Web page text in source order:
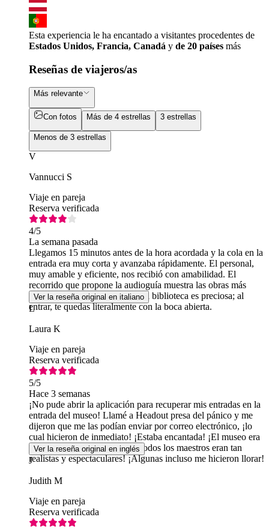
Esta experiencia le ha encantado a visitantes procedentes de
Estados Unidos, Francia, Canadá y de 20 países más
Reseñas de viajeros/as
Más relevante
Con fotos Más de 4 estrellas 3 estrellas
Menos de 3 estrellas
V
Vannucci S
Viaje en pareja
Reserva verificada
4/5
La semana pasada
Llegamos 15 minutos antes de la hora acordada y la cola en la
entrada era muy corta y avanzaba rápidamente. El personal,
muy amable y eficiente, nos recibió con amabilidad. El
recorrido que propone la audioguía muestra las obras más
interesantes de cada sección. La biblioteca es preciosa; al
entrar, te quedas literalmente con la boca abierta.
Ver la reseña original en italiano
L
Laura K
Viaje en pareja
Reserva verificada
5/5
Hace 3 semanas
¡No pude abrir la aplicación para recuperar mis entradas en la
entrada del museo! Llamé a Headout presa del pánico y me
dijeron que me las podían enviar por correo electrónico, ¡lo
cual hicieron de inmediato! ¡Estaba encantada! ¡El museo era
impresionante! ¡Las obras de todos los maestros eran tan
realistas y espectaculares! ¡Algunas incluso me hicieron llorar!
Ver la reseña original en inglés
J
Judith M
Viaje en pareja
Reserva verificada